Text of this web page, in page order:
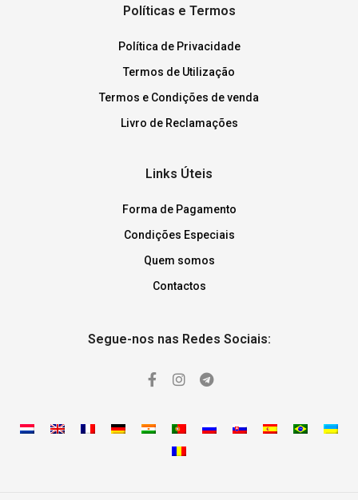
Políticas e Termos
Política de Privacidade
Termos de Utilização
Termos e Condições de venda
Livro de Reclamações
Links Úteis
Forma de Pagamento
Condições Especiais
Quem somos
Contactos
Segue-nos nas Redes Sociais: